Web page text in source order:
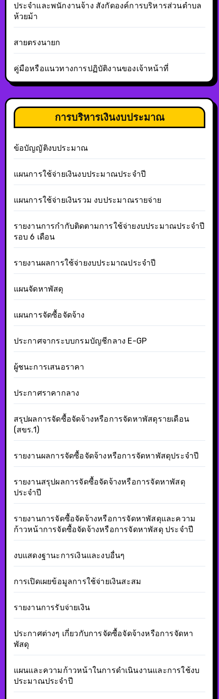
ประจำและพนักงานจ้าง สังกัดองค์การบริหารส่วนตำบล
ห้วยม้า
สายตรงนายก
คู่มือหรือแนวทางการปฏิบัติงานของเจ้าหน้าที่
การบริหารเงินงบประมาณ
ข้อบัญญัติงบประมาณ
แผนการใช้จ่ายเงินงบประมาณประจำปี
แผนการใช้จ่ายเงินรวม งบประมาณรายจ่าย
รายงานการกำกับติดตามการใช้จ่ายงบประมาณประจำปี
รอบ 6 เดือน
รายงานผลการใช้จ่ายงบประมาณประจำปี
แผนจัดหาพัสดุ
แผนการจัดซื้อจัดจ้าง
ประกาศจากระบบกรมบัญชีกลาง E-GP
ผู้ชนะการเสนอราคา
ประกาศราคากลาง
สรุปผลการจัดซื้อจัดจ้างหรือการจัดหาพัสดุรายเดือน
(สขร.1)
รายงานผลการจัดซื้อจัดจ้างหรือการจัดหาพัสดุประจำปี
รายงานสรุปผลการจัดซื้อจัดจ้างหรือการจัดหาพัสดุ
ประจำปี
รายงานการจัดซื้อจัดจ้างหรือการจัดหาพัสดุและความ
ก้าวหน้าการจัดซื้อจัดจ้างหรือการจัดหาพัสดุ ประจำปี
งบแสดงฐานะการเงินและงบอื่นๆ
การเปิดเผยข้อมูลการใช้จ่ายเงินสะสม
รายงานการรับจ่ายเงิน
ประกาศต่างๆ เกี่ยวกับการจัดซื้อจัดจ้างหรือการจัดหา
พัสดุ
แผนและความก้าวหน้าในการดำเนินงานและการใช้งบ
ประมาณประจำปี